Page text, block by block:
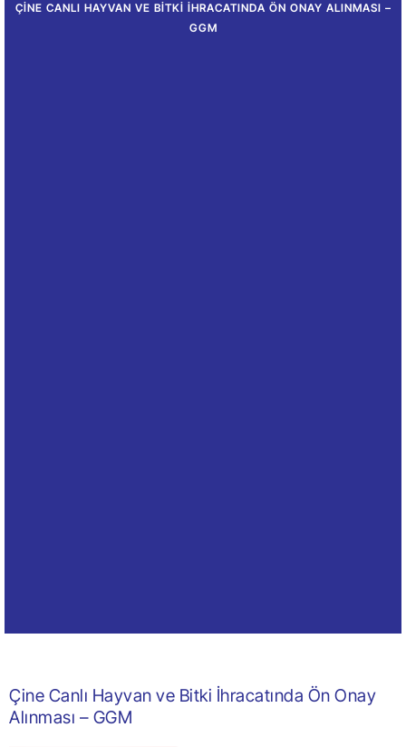
ÇINE CANLI HAYVAN VE BITKI İHRACATINDA ÖN ONAY ALINMASI –
GGM
Çine Canlı Hayvan ve Bitki İhracatında Ön Onay
Alınması – GGM